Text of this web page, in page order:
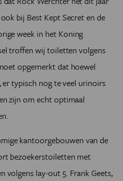
bij Best Kept Secret en de
week in het Koning
troffen wij toiletten volgens
opgemerkt dat hoewel
typisch nog te veel urinoirs
zijn om echt optimaal
kantoorgebouwen van de
bezoekerstoiletten met
volgens lay-out 5. Frank Geets,